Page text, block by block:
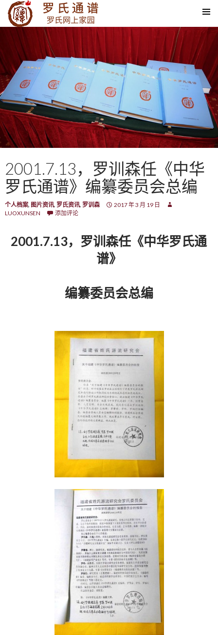
SKIP TO CONTENT
2001.7.13，罗训森任《中华
罗氏通谱》编纂委员会总编
个人档案, 图片资讯, 罗氏资讯, 罗训森
2017 年 3 月 19 日
LUOXUNSEN
添加评论
2001.7.13，罗训森任《中华罗氏通
谱》
编纂委员会总编